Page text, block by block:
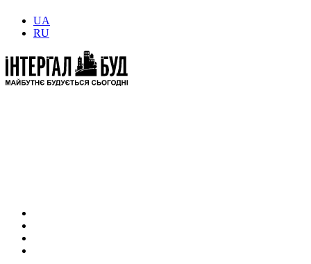
UA
RU